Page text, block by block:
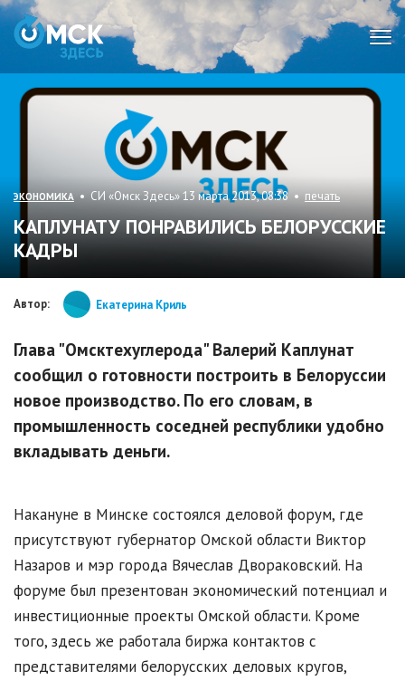
ЭКОНОМИКА • СИ «Омск Здесь» 13 марта 2013, 08:38 • печать
КАПЛУНАТУ ПОНРАВИЛИСЬ БЕЛОРУССКИЕ
КАДРЫ
Автор: Екатерина Криль
Глава "Омсктехуглерода" Валерий Каплунат
сообщил о готовности построить в Белоруссии
новое производство. По его словам, в
промышленность соседней республики удобно
вкладывать деньги.
Накануне в Минске состоялся деловой форум, где
присутствуют губернатор Омской области Виктор
Назаров и мэр города Вячеслав Двораковский. На
форуме был презентован экономический потенциал и
инвестиционные проекты Омской области. Кроме
того, здесь же работала биржа контактов с
представителями белорусских деловых кругов,